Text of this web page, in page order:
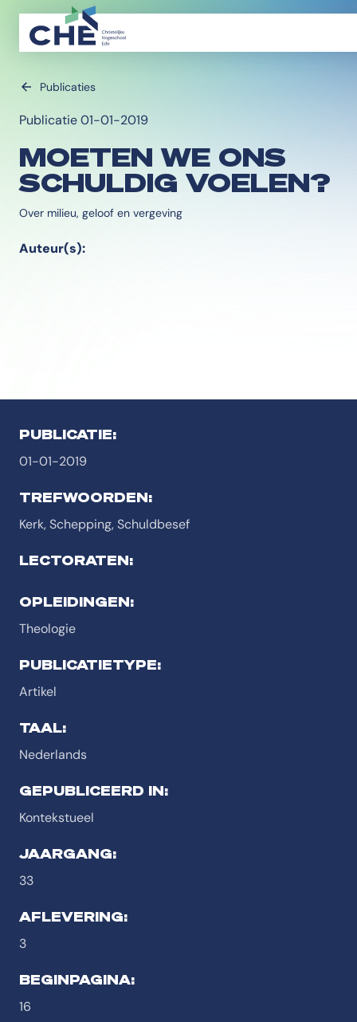
Publicaties
Publicatie 01-01-2019
MOETEN WE ONS
SCHULDIG VOELEN?
Over milieu, geloof en vergeving
Auteur(s):
PUBLICATIE:
01-01-2019
TREFWOORDEN:
Kerk, Schepping, Schuldbesef
LECTORATEN:
OPLEIDINGEN:
Theologie
PUBLICATIETYPE:
Artikel
TAAL:
Nederlands
GEPUBLICEERD IN:
Kontekstueel
JAARGANG:
33
AFLEVERING:
3
BEGINPAGINA:
16